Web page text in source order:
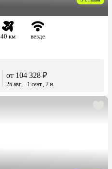
40 км везде
от 104 328 ₽
25 авг. - 1 сент., 7 н.